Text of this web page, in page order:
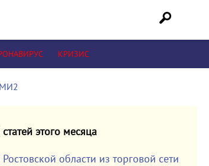
КРИЗИС
этого месяца
Ростовской области из торговой сети